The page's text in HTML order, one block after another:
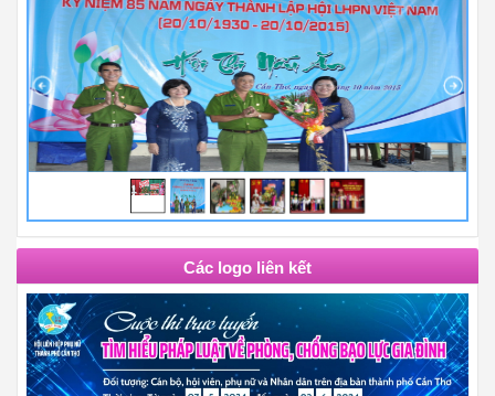
Các logo liên kết